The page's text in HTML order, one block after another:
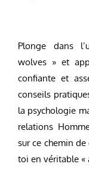
Plonge dans
wolves » et
confiante et
conseils
la psychologie
relations
sur ce chemin
toi en véritable «